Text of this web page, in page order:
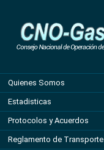
Quienes Somos
Estadisticas
Protocolos y Acuerdos
Reglamento de Transporte